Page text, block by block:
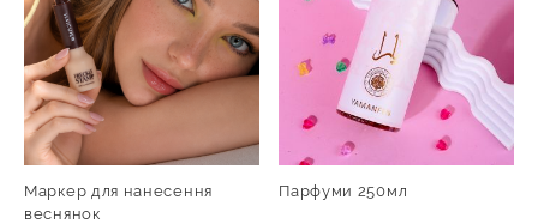
Маркер для нанесення
веснянок
Парфуми 250мл